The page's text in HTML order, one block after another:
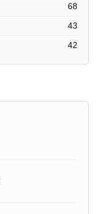
68
43
42